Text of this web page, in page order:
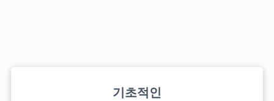
기초적인